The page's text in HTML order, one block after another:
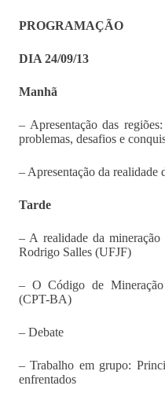
PROGRAMAÇÃO
DIA 24/09/13
Manhã
– Apresentação das
problemas, desafios e
– Apresentação da realidade
Tarde
– A realidade da
Rodrigo Salles (UFJF)
– O Código de
(CPT-BA)
– Debate
– Trabalho em grupo:
enfrentados